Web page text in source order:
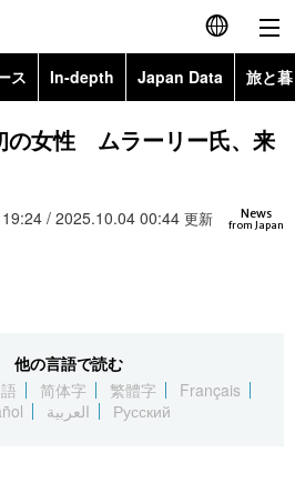
English
简体字
Русский
ス In-depth Japan Data 旅と
Topics
の女性 ムラーリー氏、来
News
from Japan
/ 2025.10.04 00:44 更新
他の言語で読む
简体字 繁體字
Français
العربية Русский